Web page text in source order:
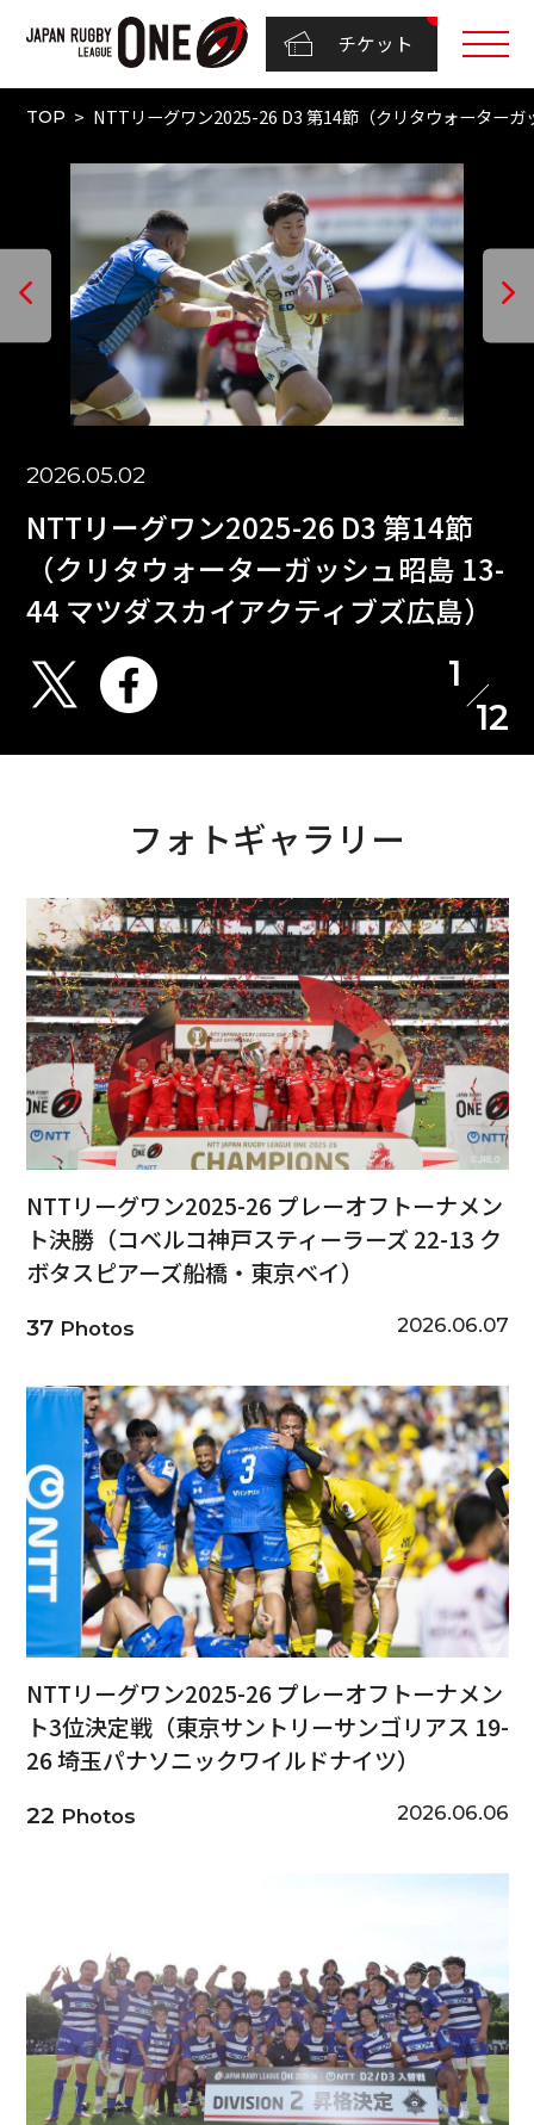
チケット
TOP NTTリーグワン2025-26 D3 第14節（クリタウォーター
2026.05.02
NTTリーグワン2025-26 D3 第14節
（クリタウォーターガッシュ昭島 13-
44 マツダスカイアクティブズ広島）
1
12
フォトギャラリー
NTTリーグワン2025-26 プレーオフトーナメン
ト決勝（コベルコ神戸スティーラーズ 22-13 ク
ボタスピアーズ船橋・東京ベイ）
37Photos 2026.06.07
NTTリーグワン2025-26 プレーオフトーナメン
ト3位決定戦（東京サントリーサンゴリアス 19-
26 埼玉パナソニックワイルドナイツ）
22 Photos 2026.06.06